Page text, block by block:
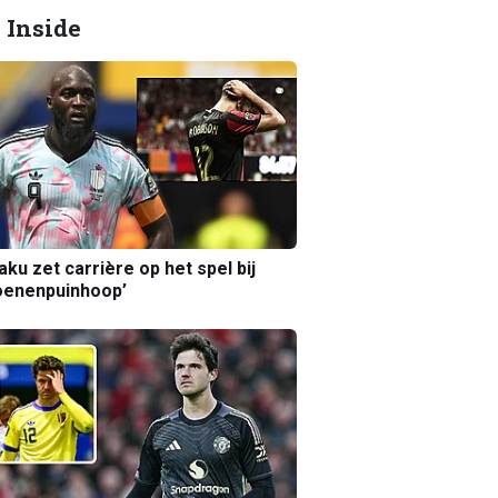
Inside
zet carrière op het spel bij